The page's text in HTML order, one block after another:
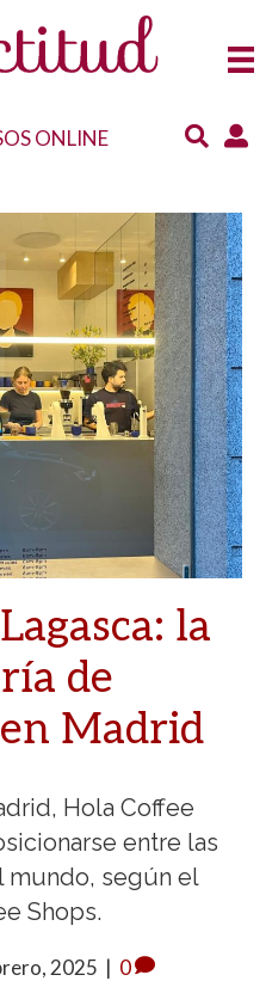
ONLINE
la
de
Madrid
Hola Coffee
entre las
mundo, según el
Shops.
2025 | 0